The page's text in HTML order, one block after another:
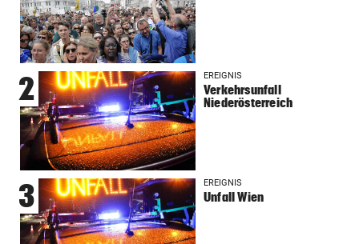
2 EREIGNIS
Verkehrsunfall
Niederösterreich
3 EREIGNIS
Unfall Wien